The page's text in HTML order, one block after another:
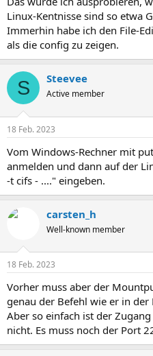
Linux-Kentnisse sind so etwa
Immerhin habe ich den File-
als die config zu zeigen.
S Steevee
Active member
18 Feb. 2023
Vom Windows-Rechner mit
anmelden und dann auf der
-t cifs - ...." eingeben.
carsten_h
Well-known member
18 Feb. 2023
Vorher muss aber der
genau der Befehl wie er in
Aber so einfach ist der
nicht. Es muss noch der Port